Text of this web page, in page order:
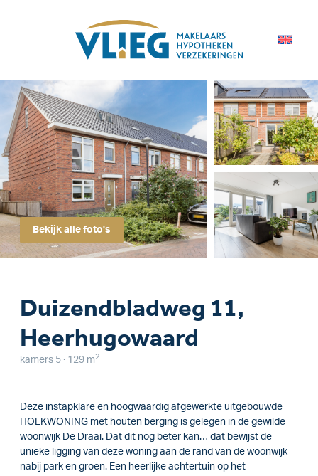
Bekijk alle foto's
Duizendbladweg 11,
Heerhugowaard
kamers 5 · 129 m 2
Deze instapklare en hoogwaardig afgewerkte uitgebouwde
HOEKWONING met houten berging is gelegen in de gewilde
woonwijk De Draai. Dat dit nog beter kan… dat bewijst de
unieke ligging van deze woning aan de rand van de woonwijk
nabij park en groen. Een heerlijke achtertuin op het